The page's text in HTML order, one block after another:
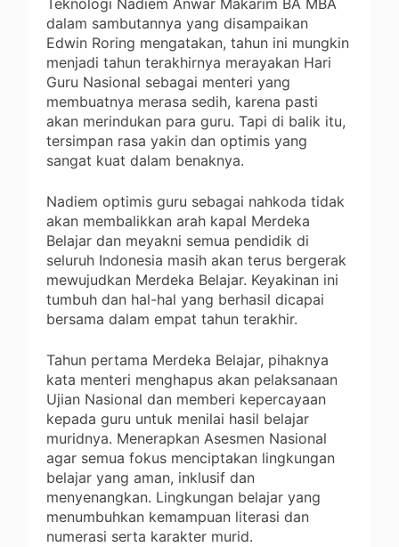
Teknologi Nadiem Anwar Makarim BA MBA
dalam sambutannya yang disampaikan
Edwin Roring mengatakan, tahun ini mungkin
menjadi tahun terakhirnya merayakan Hari
Guru Nasional sebagai menteri yang
membuatnya merasa sedih, karena pasti
akan merindukan para guru. Tapi di balik itu,
tersimpan rasa yakin dan optimis yang
sangat kuat dalam benaknya.
Nadiem optimis guru sebagai nahkoda tidak
akan membalikkan arah kapal Merdeka
Belajar dan meyakni semua pendidik di
seluruh Indonesia masih akan terus bergerak
mewujudkan Merdeka Belajar. Keyakinan ini
tumbuh dan hal-hal yang berhasil dicapai
bersama dalam empat tahun terakhir.
Tahun pertama Merdeka Belajar, pihaknya
kata menteri menghapus akan pelaksanaan
Ujian Nasional dan memberi kepercayaan
kepada guru untuk menilai hasil belajar
muridnya. Menerapkan Asesmen Nasional
agar semua fokus menciptakan lingkungan
belajar yang aman, inklusif dan
menyenangkan. Lingkungan belajar yang
menumbuhkan kemampuan literasi dan
numerasi serta karakter murid.